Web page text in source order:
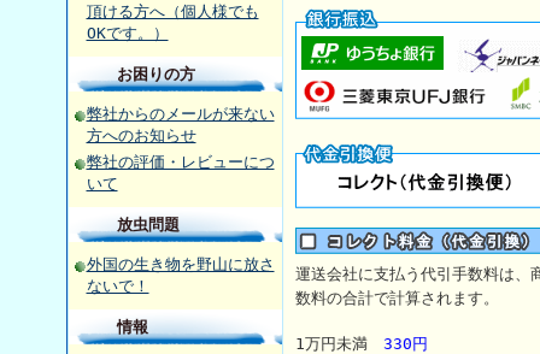
頂ける方へ（個人様でも
OKです。）
お困りの方
弊社からのメールが来ない
方へのお知らせ
弊社の評価・レビューにつ
いて
放虫問題
外国の生き物を野山に放さ
ないで！
情報
運送会社に支払う代引手数料は、
数料の合計で計算されます。
1万円未満 330円